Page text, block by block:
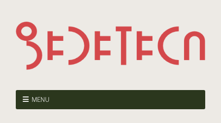
MENU